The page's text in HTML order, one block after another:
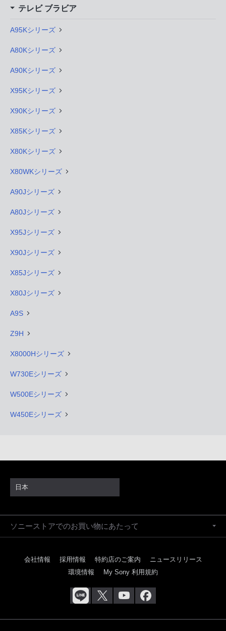
テレビ ブラビア
A95Kシリーズ
A80Kシリーズ
A90Kシリーズ
X95Kシリーズ
X90Kシリーズ
X85Kシリーズ
X80Kシリーズ
X80WKシリーズ
A90Jシリーズ
A80Jシリーズ
X95Jシリーズ
X90Jシリーズ
X85Jシリーズ
X80Jシリーズ
A9S
Z9H
X8000Hシリーズ
W730Eシリーズ
W500Eシリーズ
W450Eシリーズ
日本
ソニーストアでのお買い物にあたって
会社情報 採用情報 特約店のご案内
ニュースリリース
環境情報
My Sony 利用規約